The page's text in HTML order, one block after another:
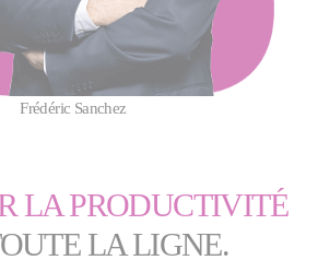
Frédéric Sanchez
LA PRODUCTIVITÉ
LA LIGNE.